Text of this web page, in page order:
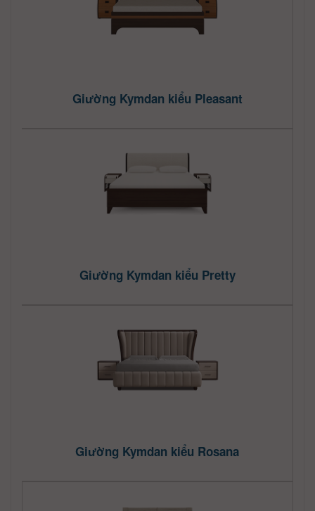
Giường Kymdan kiểu Pleasant
Giường Kymdan kiểu Pretty
Giường Kymdan kiểu Rosana